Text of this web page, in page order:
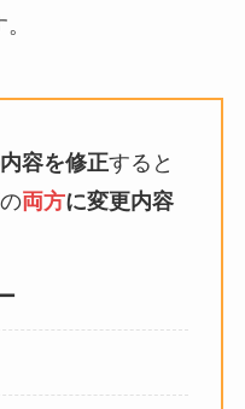
容を修正すると
両方に変更内容